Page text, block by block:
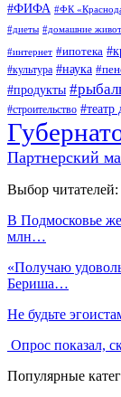
#ФИФА #ФК
#диеты #домашние
#интернет #ипотека
#культура #наука
#продукты
#строительство #театр
Партнерский
Выбор читателей:
В Подмосковье
млн…
«Получаю
Бериша…
Не будьте
Опрос показал,
Популярные